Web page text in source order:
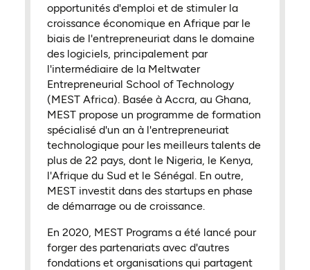
opportunités d'emploi et de stimuler la
croissance économique en Afrique par le
biais de l'entrepreneuriat dans le domaine
des logiciels, principalement par
l'intermédiaire de la Meltwater
Entrepreneurial School of Technology
(MEST Africa). Basée à Accra, au Ghana,
MEST propose un programme de formation
spécialisé d'un an à l'entrepreneuriat
technologique pour les meilleurs talents de
plus de 22 pays, dont le Nigeria, le Kenya,
l'Afrique du Sud et le Sénégal. En outre,
MEST investit dans des startups en phase
de démarrage ou de croissance.
En 2020, MEST Programs a été lancé pour
forger des partenariats avec d'autres
fondations et organisations qui partagent